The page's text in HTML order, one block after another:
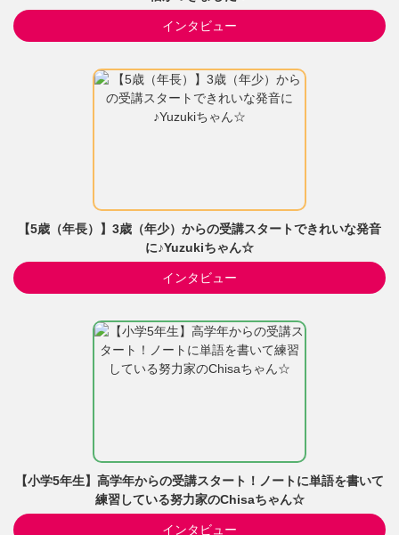
インタビュー
【5歳（年長）】3歳（年少）からの受講スタートできれいな発音
に♪Yuzukiちゃん☆
インタビュー
【小学5年生】高学年からの受講スタート！ノートに単語を書いて
練習している努力家のChisaちゃん☆
インタビュー